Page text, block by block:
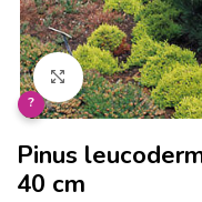
Klikněte pro
?
Pinus
40 cm